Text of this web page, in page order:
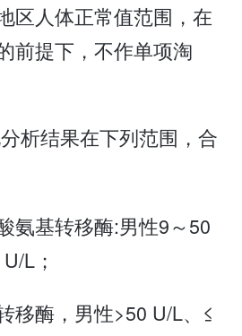
区人体正常值范围，在
前提下，不作单项淘
析结果在下列范围，合
氨基转移酶:男性9～50
L；
移酶，男性>50 U/L、≤